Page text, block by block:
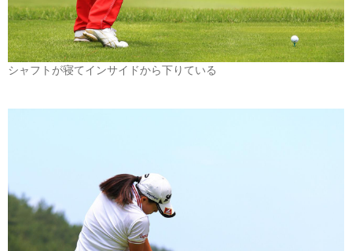
シャフトが寝てインサイドから下りている